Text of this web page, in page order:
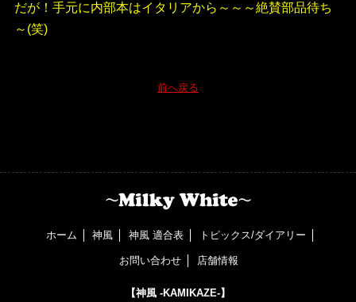
だが！手元に内部本はイタリアから～～～絶賛部品待ち
～(笑)
前へ戻る
ホーム 神風 神風 適合表 トピックス/ダイアリー
お問い合わせ 店舗情報
【神風 -KAMIKAZE-】